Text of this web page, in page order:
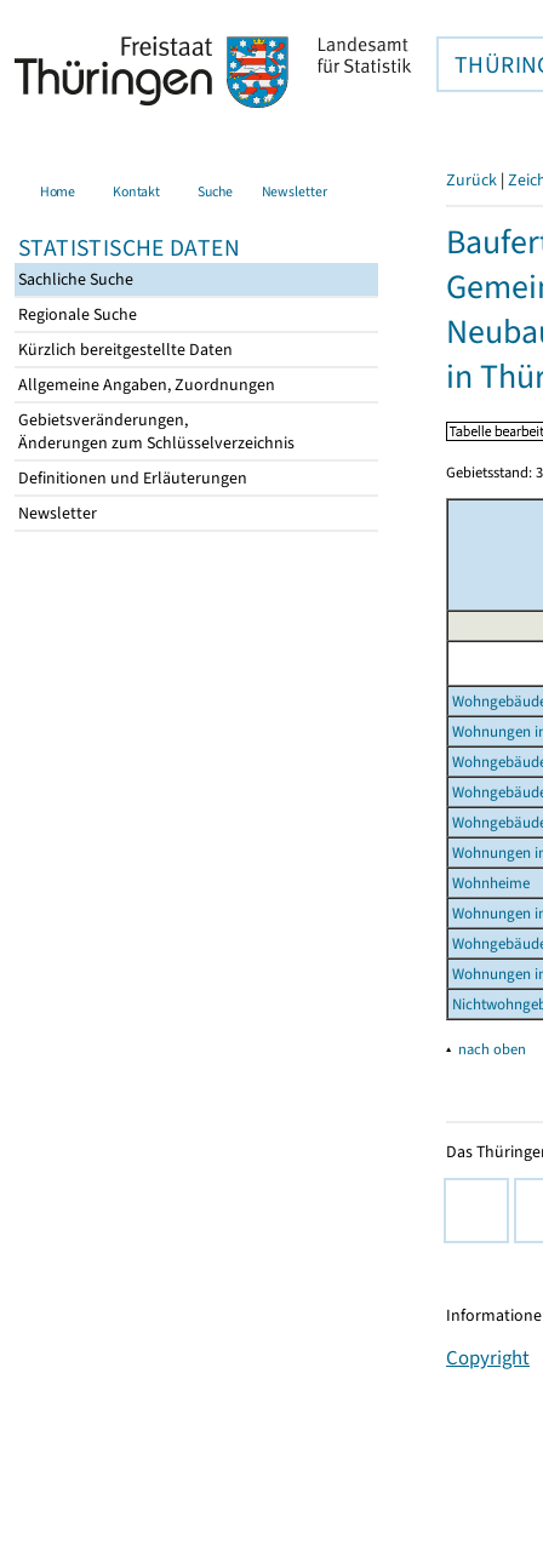
Home Kontakt Suche Newsletter
STATISTISCHE DATEN
Sachliche Suche
Regionale Suche
Kürzlich bereitgestellte Daten
Allgemeine Angaben, Zuordnungen
Gebietsveränderungen,
Änderungen zum Schlüsselverzeichnis
Definitionen und Erläuterungen
Newsletter
Zurück |
in
Gebietsstand:
Wohnungen
Wohnungen
Wohnheime
Wohnungen
Wohnungen
▴ nach oben
Das
Copyright